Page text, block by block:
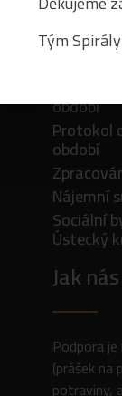
období
Protokol
období
Nájemní
Sociální
Ústecký
Jak
Podpora
(prášek
potraviny,
Tým Spirály